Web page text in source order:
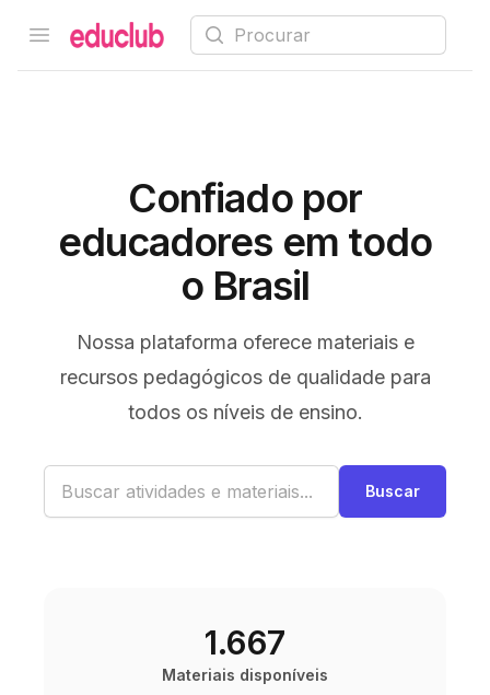
Open menu
Educlub Procurar
Confiado por
educadores em todo
o Brasil
Nossa plataforma oferece materiais e
recursos pedagógicos de qualidade para
todos os níveis de ensino.
Materiais disponíveis
1.667